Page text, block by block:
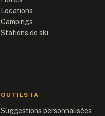
Locations
Campings
Stations de ski
OUTILS IA
Suggestions personnalisées